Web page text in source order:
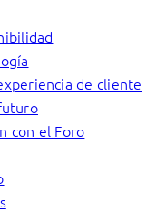
de cliente
con el Foro